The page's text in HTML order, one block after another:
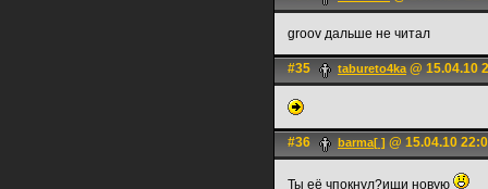
groov дальше не читал
#35 tabureto4ka@ 15.04.10
#36 barma[ ] @ 15.04.10
Ты её чпокнул?ищи новую